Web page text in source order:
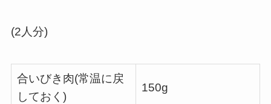
(2人分)
合いびき肉(常温に戻
しておく)
150g